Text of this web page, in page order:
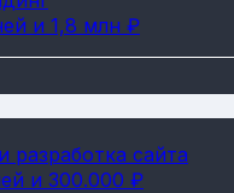
и 1,8 млн ₽
разработка сайта
и 300.000 ₽